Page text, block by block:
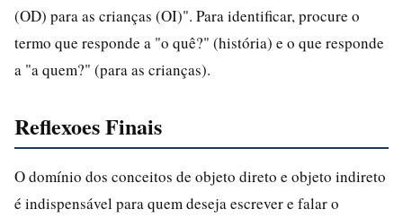
(OD) para as crianças (OI)". Para identificar, procure o
termo que responde a "o quê?" (história) e o que responde
a "a quem?" (para as crianças).
Reflexoes Finais
O domínio dos conceitos de objeto direto e objeto indireto
é indispensável para quem deseja escrever e falar o